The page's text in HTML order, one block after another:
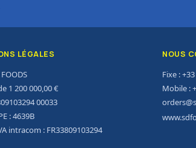
LÉGALES
FOODS
1 200 000,00 €
00033
: 4639B
intracom : FR33809103294
NOUS
Fixe :
Mobile :